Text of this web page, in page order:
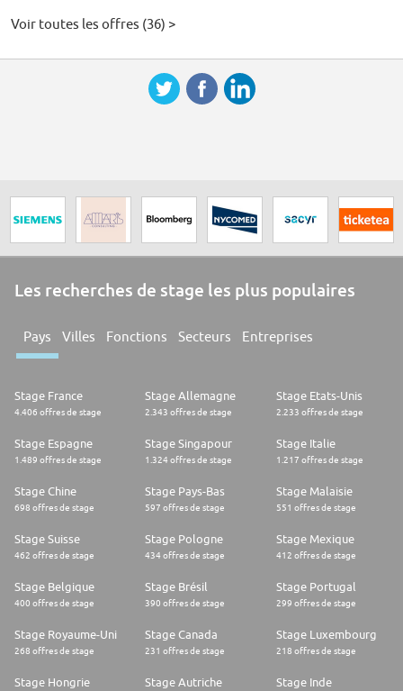
Voir toutes les offres (36) >
Les recherches de stage les plus populaires
Pays Villes Fonctions Secteurs Entreprises
Stage France
4.406 offres de stage
Stage Allemagne
2.343 offres de stage
Stage Etats-Unis
2.233 offres de stage
Stage Espagne
1.489 offres de stage
Stage Singapour
1.324 offres de stage
Stage Italie
1.217 offres de stage
Stage Chine
698 offres de stage
Stage Pays-Bas
597 offres de stage
Stage Malaisie
551 offres de stage
Stage Suisse
462 offres de stage
Stage Pologne
434 offres de stage
Stage Mexique
412 offres de stage
Stage Belgique
400 offres de stage
Stage Brésil
390 offres de stage
Stage Portugal
299 offres de stage
Stage Royaume-Uni
268 offres de stage
Stage Canada
231 offres de stage
Stage Luxembourg
218 offres de stage
Stage Hongrie Stage Autriche Stage Inde